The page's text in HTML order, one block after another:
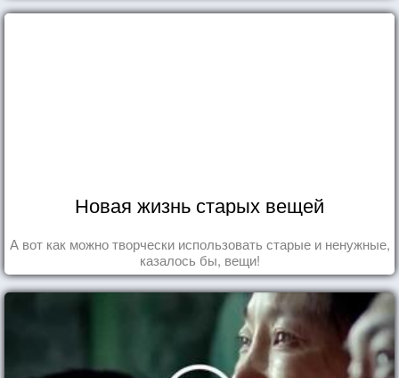
Новая жизнь старых вещей
А вот как можно творчески использовать старые и ненужные,
казалось бы, вещи!